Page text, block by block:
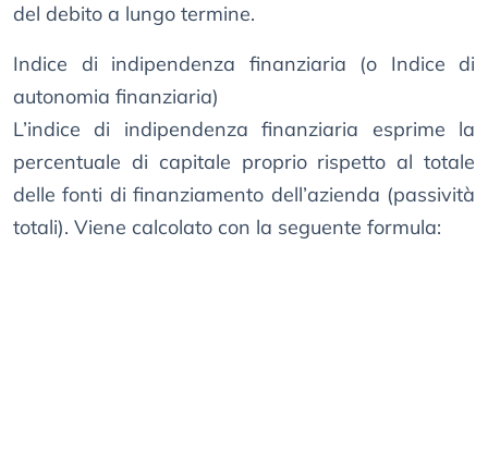
del debito a lungo termine.
Indice di indipendenza finanziaria (o Indice di
autonomia finanziaria)
L’indice di indipendenza finanziaria esprime la
percentuale di capitale proprio rispetto al totale
delle fonti di finanziamento dell’azienda (passività
totali). Viene calcolato con la seguente formula: